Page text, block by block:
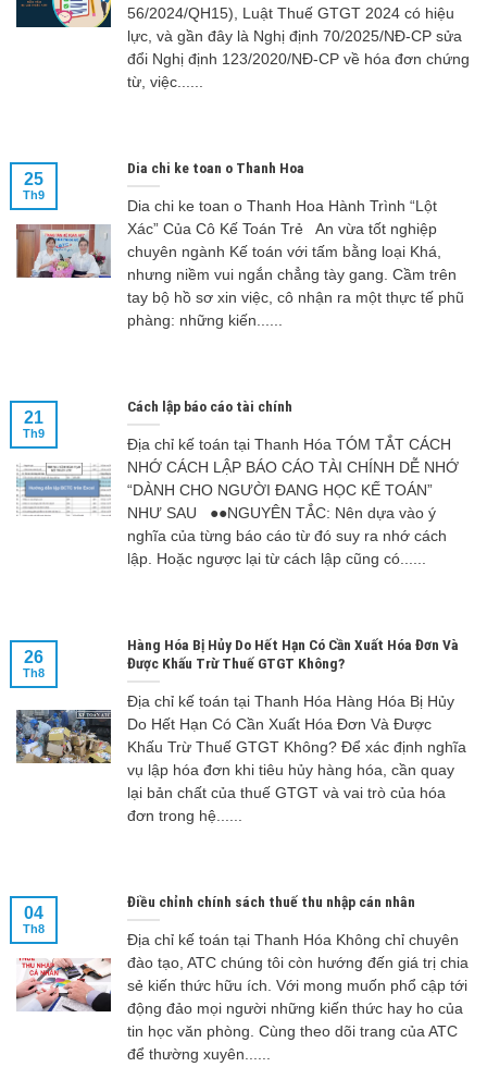
56/2024/QH15), Luật Thuế GTGT 2024 có hiệu
lực, và gần đây là Nghị định 70/2025/NĐ-CP sửa
đổi Nghị định 123/2020/NĐ-CP về hóa đơn chứng
từ, việc......
Dia chi ke toan o Thanh Hoa
Dia chi ke toan o Thanh Hoa Hành Trình “Lột
Xác” Của Cô Kế Toán Trẻ An vừa tốt nghiệp
chuyên ngành Kế toán với tấm bằng loại Khá,
nhưng niềm vui ngắn chẳng tày gang. Cầm trên
tay bộ hồ sơ xin việc, cô nhận ra một thực tế phũ
phàng: những kiến......
25
Th9
Cách lập báo cáo tài chính
Địa chỉ kế toán tại Thanh Hóa TÓM TẮT CÁCH
NHỚ CÁCH LẬP BÁO CÁO TÀI CHÍNH DỄ NHỚ
“DÀNH CHO NGƯỜI ĐANG HỌC KẾ TOÁN”
NHƯ SAU ●●NGUYÊN TẮC: Nên dựa vào ý
nghĩa của từng báo cáo từ đó suy ra nhớ cách
lập. Hoặc ngược lại từ cách lập cũng có......
21
Th9
Hàng Hóa Bị Hủy Do Hết Hạn Có Cần Xuất Hóa Đơn Và
Được Khấu Trừ Thuế GTGT Không?
Địa chỉ kế toán tại Thanh Hóa Hàng Hóa Bị Hủy
Do Hết Hạn Có Cần Xuất Hóa Đơn Và Được
Khấu Trừ Thuế GTGT Không? Để xác định nghĩa
vụ lập hóa đơn khi tiêu hủy hàng hóa, cần quay
lại bản chất của thuế GTGT và vai trò của hóa
đơn trong hệ......
26
Th8
Điều chỉnh chính sách thuế thu nhập cán nhân
Địa chỉ kế toán tại Thanh Hóa Không chỉ chuyên
đào tạo, ATC chúng tôi còn hướng đến giá trị chia
sẻ kiến thức hữu ích. Với mong muốn phổ cập tới
động đảo mọi người những kiến thức hay ho của
tin học văn phòng. Cùng theo dõi trang của ATC
để thường xuyên......
04
Th8